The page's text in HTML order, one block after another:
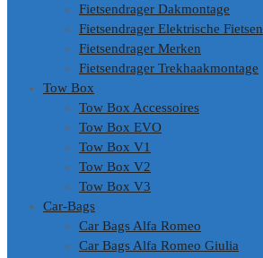
Fietsendrager Dakmontage
Fietsendrager Elektrische Fietsen
Fietsendrager Merken
Fietsendrager Trekhaakmontage
Tow Box
Tow Box Accessoires
Tow Box EVO
Tow Box V1
Tow Box V2
Tow Box V3
Car-Bags
Car Bags Alfa Romeo
Car Bags Alfa Romeo Giulia